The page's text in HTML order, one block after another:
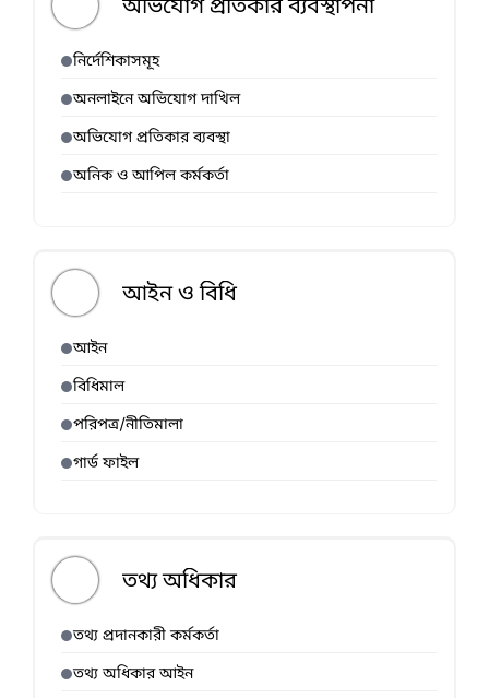
অভিযোগ প্রতিকার ব্যবস্থাপনা
নির্দেশিকাসমূহ
অনলাইনে অভিযোগ দাখিল
অভিযোগ প্রতিকার ব্যবস্থা
অনিক ও আপিল কর্মকর্তা
আইন ও বিধি
আইন
বিধিমাল
পরিপত্র/নীতিমালা
গার্ড ফাইল
তথ্য অধিকার
তথ্য প্রদানকারী কর্মকর্তা
তথ্য অধিকার আইন